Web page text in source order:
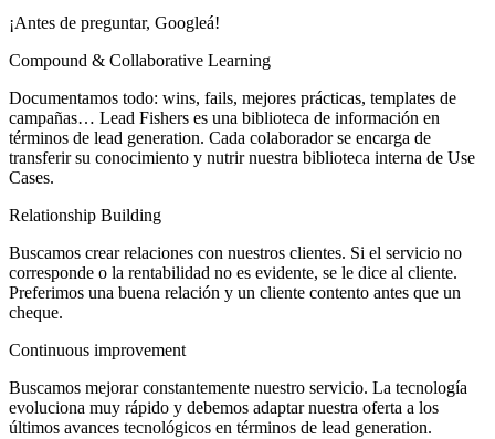
¡Antes de preguntar, Googleá!
Compound & Collaborative Learning
Documentamos todo: wins, fails, mejores prácticas, templates de
campañas… Lead Fishers es una biblioteca de información en
términos de lead generation. Cada colaborador se encarga de
transferir su conocimiento y nutrir nuestra biblioteca interna de Use
Cases.
Relationship Building
Buscamos crear relaciones con nuestros clientes. Si el servicio no
corresponde o la rentabilidad no es evidente, se le dice al cliente.
Preferimos una buena relación y un cliente contento antes que un
cheque.
Continuous improvement
Buscamos mejorar constantemente nuestro servicio. La tecnología
evoluciona muy rápido y debemos adaptar nuestra oferta a los
últimos avances tecnológicos en términos de lead generation.